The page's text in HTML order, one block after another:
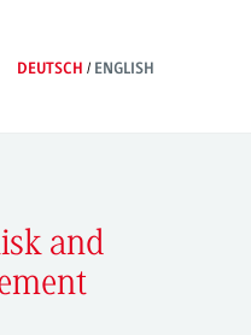
DEUTSCH ENGLISH
and